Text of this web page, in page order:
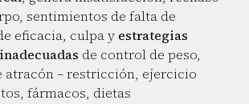
sentimientos de falta de
eficacia, culpa y estrategias
de control de peso,
atracón – restricción, ejercicio
fármacos, dietas